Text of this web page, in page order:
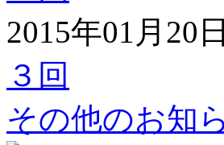
2015年01月20日
３回
その他のお知